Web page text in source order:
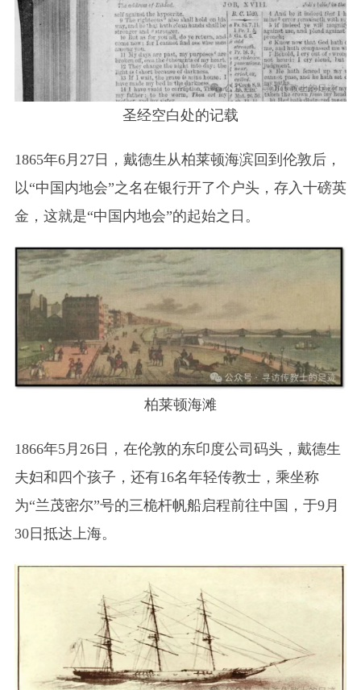
圣经空白处的记载
1865年6月27日，戴德生从柏莱顿海滨回到伦敦后，
以“中国内地会”之名在银行开了个户头，存入十磅英
金，这就是“中国内地会”的起始之日。
柏莱顿海滩
1866年5月26日，在伦敦的东印度公司码头，戴德生
夫妇和四个孩子，还有16名年轻传教士，乘坐称
为“兰茂密尔”号的三桅杆帆船启程前往中国，于9月
30日抵达上海。